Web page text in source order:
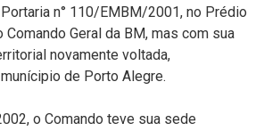
n° 110/EMBM/2001, no Prédio
Comando Geral da BM, mas com sua
novamente voltada,
de Porto Alegre.
o Comando teve sua sede